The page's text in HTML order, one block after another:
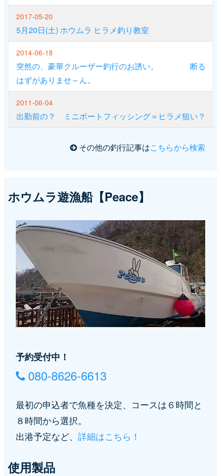
2017-05-20
5月20日(土) ホウムラ ヒラメ釣り教室
2014-06-18
突然の、豪華クルーザー釣行のお誘い。 断る
はずがありませ～ん。
2011-06-04
出勤前の？ ミニボートフィッシング＝ヒラメ狙い？
その他の釣行記事はこちらから検索
ホウムラ遊漁船【Peace】
予約受付中！
080-8626-6613
最初の申込者で魚種を決定、コースは６時間と
８時間から選択。
出港予定など、 詳細はこちら！
使用製品